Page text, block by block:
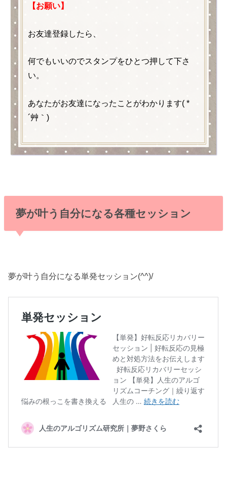
【お願い】
お友達登録したら、
何でもいいのでスタンプをひとつ押して下さ
い。
あなたがお友達になったことがわかります( *
´艸｀)
夢が叶う自分になる各種セッション
夢が叶う自分になる単発セッション(^^)/